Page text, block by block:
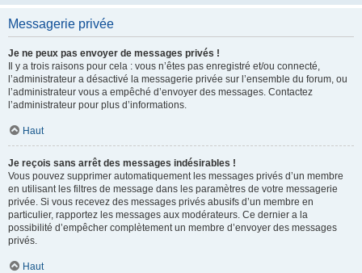
Messagerie privée
Je ne peux pas envoyer de messages privés !
Il y a trois raisons pour cela : vous n’êtes pas enregistré et/ou connecté,
l’administrateur a désactivé la messagerie privée sur l’ensemble du forum, ou
l’administrateur vous a empêché d’envoyer des messages. Contactez
l’administrateur pour plus d’informations.
Haut
Je reçois sans arrêt des messages indésirables !
Vous pouvez supprimer automatiquement les messages privés d’un membre
en utilisant les filtres de message dans les paramètres de votre messagerie
privée. Si vous recevez des messages privés abusifs d’un membre en
particulier, rapportez les messages aux modérateurs. Ce dernier a la
possibilité d’empêcher complètement un membre d’envoyer des messages
privés.
Haut